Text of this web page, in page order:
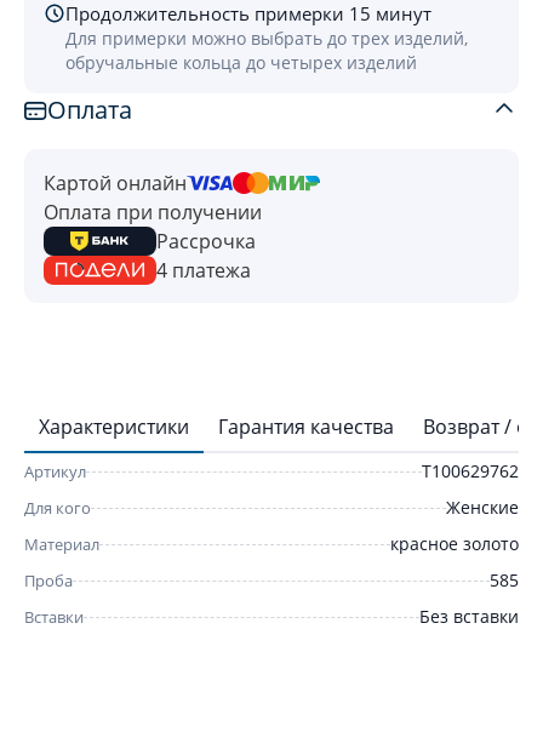
Продолжительность примерки 15 минут
Для примерки можно выбрать до трех изделий,
обручальные кольца до четырех изделий
Оплата
Картой онлайн
Оплата при получении
Рассрочка
4 платежа
Характеристики Гарантия качества Возврат /
Артикул Т100629762
Для кого Женские
Материал красное золото
Проба 585
Вставки Без вставки